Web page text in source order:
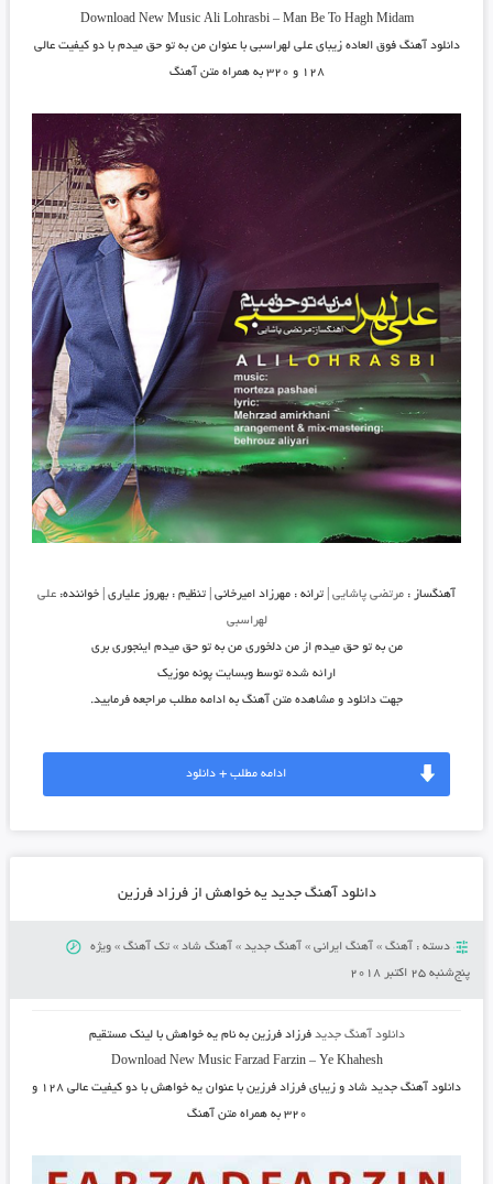
Download New MusicAli Lohrasbi – Man Be To Hagh Midam
دانلود آهنگ فوق العاده زیبایعلی لهراسبیبا عنوان من به تو حق میدمبا دو کیفیت عالی
۱۲۸ و ۳۲۰ به همراه متن آهنگ
آهنگساز : مرتضی پاشایی| ترانه : مهرزاد امیرخانی | تنظیم : بهروز علیاری | خواننده: علی
لهراسبی
من به تو حق میدم از من دلخوری من به تو حق میدم اینجوری بری
ارائه شده توسط وبسایت پونه موزیک
جهت دانلود و مشاهده متن آهنگ به ادامه مطلب مراجعه فرمایید.
ادامه مطلب + دانلود
دانلود آهنگ جدید یه خواهش از فرزاد فرزین
دسته : آهنگ» آهنگ ایرانی» آهنگ جدید» آهنگ شاد» تک آهنگ» ویژه
پنج‌شنبه 25 اکتبر 2018
دانلود آهنگ جدید فرزاد فرزین به نامیه خواهشبا لینک مستقیم
Download New MusicFarzad Farzin – Ye Khahesh
دانلود آهنگ جدید شاد و زیبای فرزاد فرزین با عنوانیه خواهش
با دو کیفیت عالی ۱۲۸ و
۳۲۰ به همراه متن آهنگ